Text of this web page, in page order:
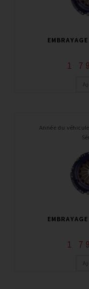
1
Année du véhicule
1